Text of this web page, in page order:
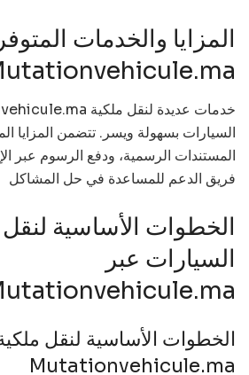
المزايا والخدمات
السيارات بسهولة ويسر. تتضمن المزايا
المستندات الرسمية، ودفع الرسوم عبر
فريق الدعم للمساعدة في حل المشاكل
الخطوات الأساسية لنقل
السيارات عبر
الخطوات الأساسية لنقل
Mutationvehicule.ma